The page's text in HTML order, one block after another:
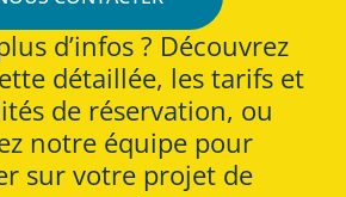
d’infos ? Découvrez
détaillée, les tarifs et
de réservation, ou
notre équipe pour
sur votre projet de